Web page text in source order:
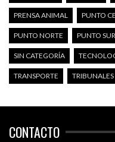
PRENSA ANIMAL PUNTO
PUNTO NORTE PUNTO SUR
SIN CATEGORÍA
TRANSPORTE TRIBUNALES
CONTACTO